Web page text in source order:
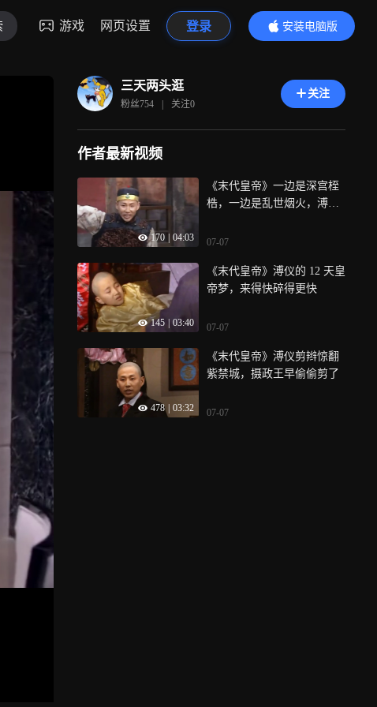
游戏 网页设置 登录
安装电脑版
内容更精彩
三天两头逛
粉丝754 | 关注0
关注
作者最新视频
170 04:03
《末代皇帝》一边是深宫桎
梏，一边是乱世烟火，溥仪
07-07
145 03:40
《末代皇帝》溥仪的 12 天皇
帝梦，来得快碎得更快
07-07
478 03:32
《末代皇帝》溥仪剪辫惊翻
紫禁城，摄政王早偷偷剪了
07-07